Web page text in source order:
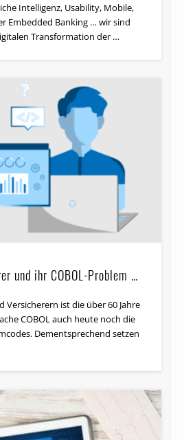
Intelligenz, Usability, Mobile,
Embedded Banking … wir sind
Transformation der …
und ihr COBOL-Problem …
Versicherern ist die über 60 Jahre
COBOL auch heute noch die
Dementsprechend setzen